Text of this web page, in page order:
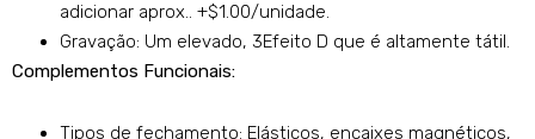
adicionar aprox.. +$1.00/unidade.
Gravação: Um elevado, 3Efeito D que é altamente tátil.
Complementos Funcionais:
Tipos de fechamento: Elásticos, encaixes magnéticos,